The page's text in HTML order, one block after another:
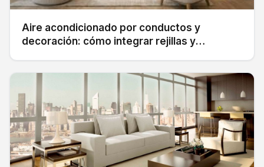
Aire acondicionado por conductos y
decoración: cómo integrar rejillas y